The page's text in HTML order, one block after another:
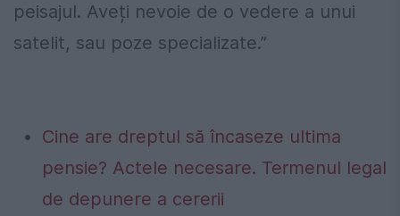
peisajul. Aveți nevoie de o vedere a unui
satelit, sau poze specializate.”
Cine are dreptul să încaseze ultima
pensie? Actele necesare. Termenul legal
de depunere a cererii